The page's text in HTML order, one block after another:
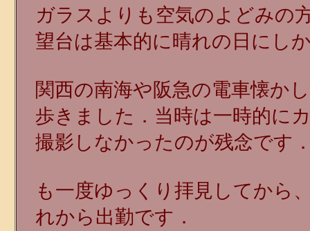
ガラスよりも空気のよどみの
望台は基本的に晴れの日にし
関西の南海や阪急の電車懐か
歩きました．当時は一時的に
撮影しなかったのが残念です
も一度ゆっくり拝見してから
れから出勤です．